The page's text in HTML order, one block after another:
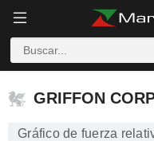
GRIFFON
GRIFFON
Gráfico de fuerza